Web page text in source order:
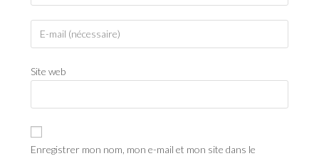
Site web
Enregistrer mon nom, mon e-mail et mon site dans le